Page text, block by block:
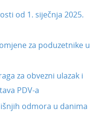
od 1. siječnja 2025.
za poduzetnike u
za obvezni ulazak i
PDV-a
odmora u danima